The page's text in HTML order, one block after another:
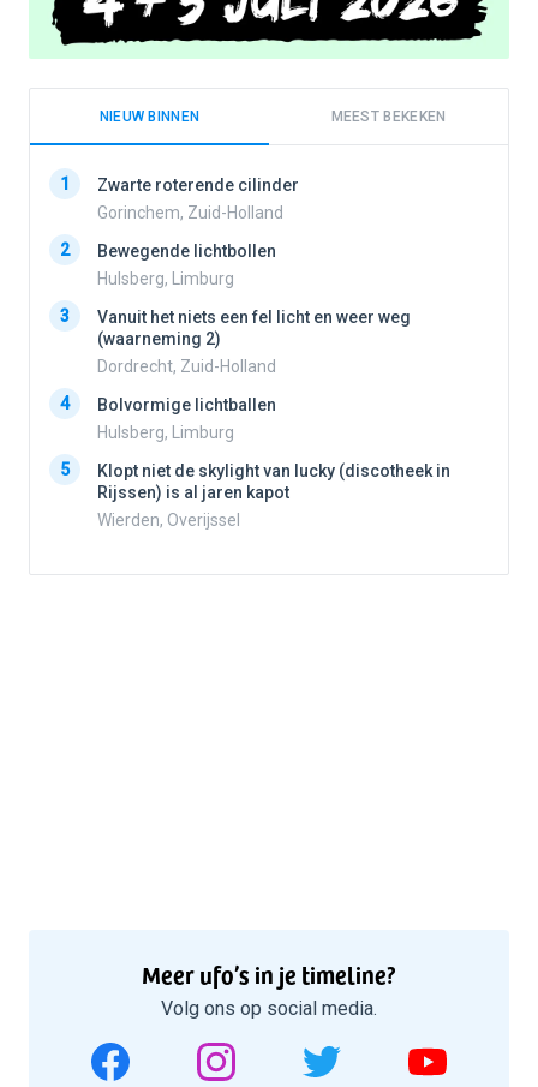
NIEUW BINNEN MEEST BEKEKEN
1
Zwarte roterende cilinder
Gorinchem, Zuid-Holland
2
Bewegende lichtbollen
Hulsberg, Limburg
3
Vanuit het niets een fel licht en weer weg
(waarneming 2)
Dordrecht, Zuid-Holland
4
Bolvormige lichtballen
Hulsberg, Limburg
5
Klopt niet de skylight van lucky (discotheek in
Rijssen) is al jaren kapot
Wierden, Overijssel
Meer ufo’s in je timeline?
Volg ons op social media.